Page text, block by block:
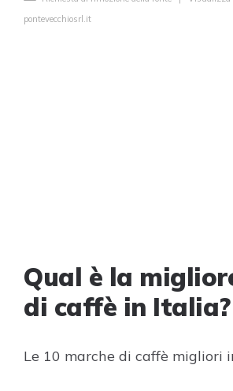
pontevecchiosrl.it
Qual è la
di caffè in Italia?
Le 10 marche di caffè migliori